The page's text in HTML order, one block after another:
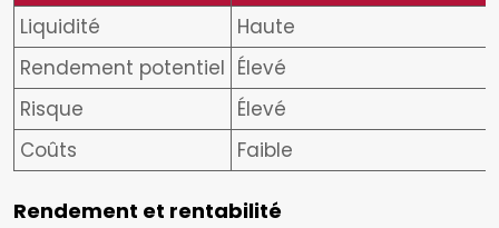
Liquidité
Haute
Rendement potentiel Élevé
Risque
Élevé
Coûts
Faible
Rendement et rentabilité